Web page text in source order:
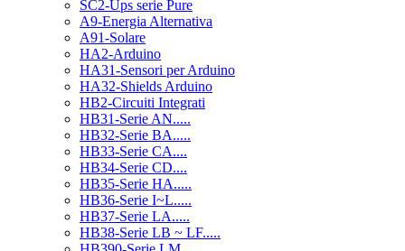
SC2-Ups serie Pure
A9-Energia Alternativa
A91-Solare
HA2-Arduino
HA31-Sensori per Arduino
HA32-Shields Arduino
HB2-Circuiti Integrati
HB31-Serie AN.....
HB32-Serie BA.....
HB33-Serie CA....
HB34-Serie CD....
HB35-Serie HA.....
HB36-Serie I~L.....
HB37-Serie LA.....
HB38-Serie LB ~ LF.....